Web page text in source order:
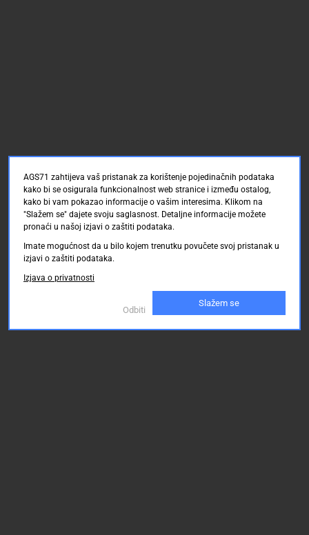
AGS71 zahtijeva vaš pristanak za korištenje pojedinačnih podataka
kako bi se osigurala funkcionalnost web stranice i između ostalog,
kako bi vam pokazao informacije o vašim interesima. Klikom na
"Slažem se" dajete svoju saglasnost. Detaljne informacije možete
pronaći u našoj izjavi o zaštiti podataka.
Imate mogućnost da u bilo kojem trenutku povučete svoj pristanak u
izjavi o zaštiti podataka.
Izjava o privatnosti
Odbiti
Slažem se